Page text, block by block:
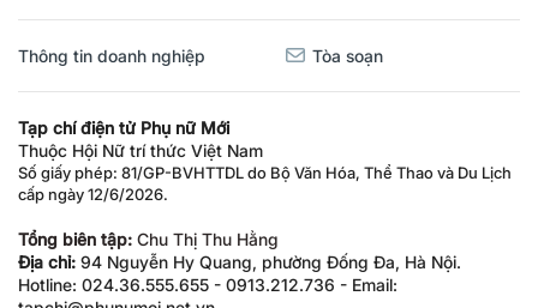
Thông tin doanh nghiệp Tòa soạn
Tạp chí điện tử Phụ nữ Mới
Thuộc Hội Nữ trí thức Việt Nam
Số giấy phép: 81/GP-BVHTTDL do Bộ Văn Hóa, Thể Thao và Du Lịch
cấp ngày 12/6/2026.
Tổng biên tập: Chu Thị Thu Hằng
Địa chỉ: 94 Nguyễn Hy Quang, phường Đống Đa, Hà Nội.
Hotline: 024.36.555.655 - 0913.212.736 - Email: